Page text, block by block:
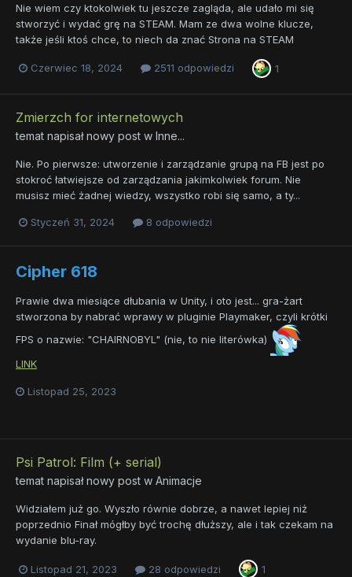
Nie wiem czy ktokolwiek tu jeszcze zagląda, ale udało mi się
stworzyć i wydać grę na STEAM. Mam ze dwa wolne klucze,
także jeśli ktoś chce, to niech da znać Strona na STEAM
Czerwiec 18, 2024 2511 odpowiedzi 1
Zmierzch for internetowych
temat napisał nowy post w Inne...
Nie. Po pierwsze: utworzenie i zarządzanie grupą na FB jest po
stokroć łatwiejsze od zarządzania jakimkolwiek forum. Nie
musisz mieć żadnej wiedzy, wszystko robi się samo, a ty...
Styczeń 31, 2024 8 odpowiedzi
Cipher 618
Prawie dwa miesiące dłubania w Unity, i oto jest... gra-żart
stworzona by nabrać wprawy w pluginie Playmaker, czyli krótki
FPS o nazwie: "CHAIRNOBYL" (nie, to nie literówka)
LINK
Listopad 25, 2023
Psi Patrol: Film (+ serial)
temat napisał nowy post w Animacje
Widziałem już go. Wyszło równie dobrze, a nawet lepiej niż
poprzednio Finał mógłby być trochę dłuższy, ale i tak czekam na
wydanie blu-ray.
Listopad 21, 2023 28 odpowiedzi 1